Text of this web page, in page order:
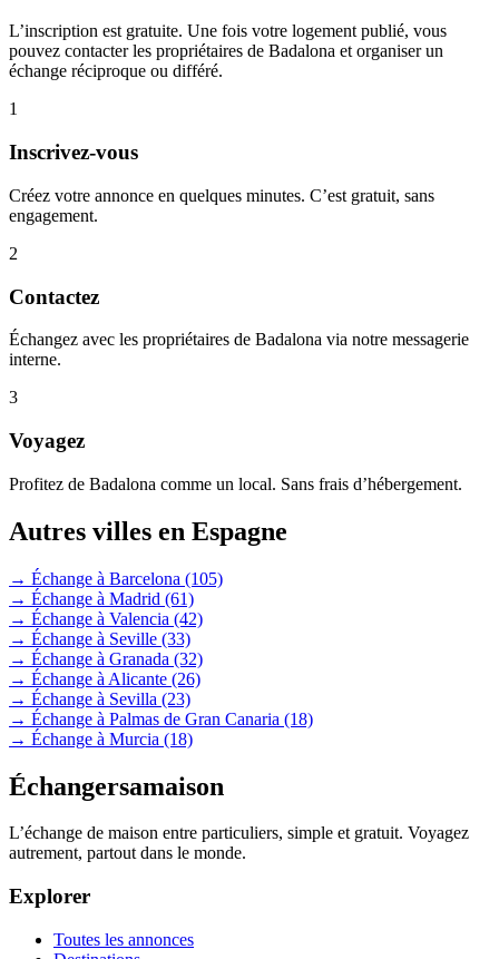
L’inscription est gratuite. Une fois votre logement publié, vous
pouvez contacter les propriétaires de Badalona et organiser un
échange réciproque ou différé.
1
Inscrivez-vous
Créez votre annonce en quelques minutes. C’est gratuit, sans
engagement.
2
Contactez
Échangez avec les propriétaires de Badalona via notre messagerie
interne.
3
Voyagez
Profitez de Badalona comme un local. Sans frais d’hébergement.
Autres villes en Espagne
→ Échange à Barcelona (105)
→ Échange à Madrid (61)
→ Échange à Valencia (42)
→ Échange à Seville (33)
→ Échange à Granada (32)
→ Échange à Alicante (26)
→ Échange à Sevilla (23)
→ Échange à Palmas de Gran Canaria (18)
→ Échange à Murcia (18)
Échangersamaison
L’échange de maison entre particuliers, simple et gratuit. Voyagez
autrement, partout dans le monde.
Explorer
Toutes les annonces